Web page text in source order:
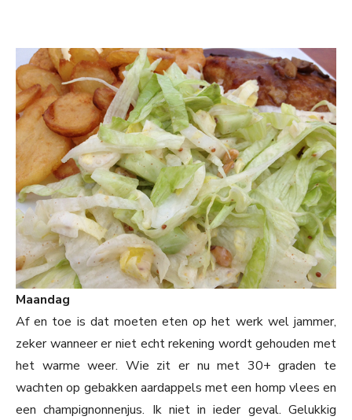
Maandag
Af en toe is dat moeten eten op het werk wel jammer,
zeker wanneer er niet echt rekening wordt gehouden met
het warme weer. Wie zit er nu met 30+ graden te
wachten op gebakken aardappels met een homp vlees en
een champignonnenjus. Ik niet in ieder geval. Gelukkig